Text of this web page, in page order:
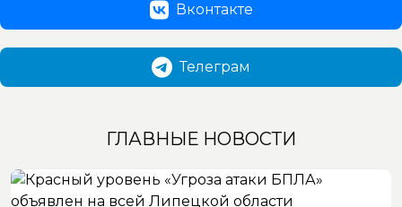
Вконтакте
Телеграм
ГЛАВНЫЕ НОВОСТИ